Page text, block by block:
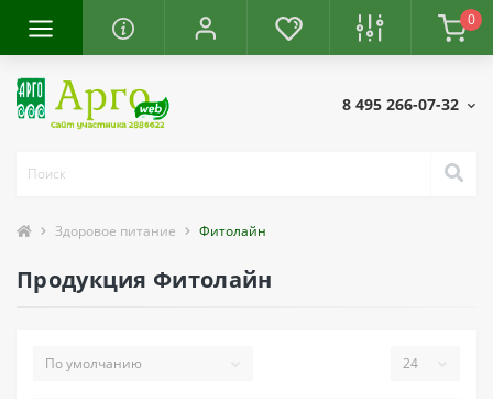
0
8 495 266-07-32
Здоровое питание Фитолайн
Продукция Фитолайн